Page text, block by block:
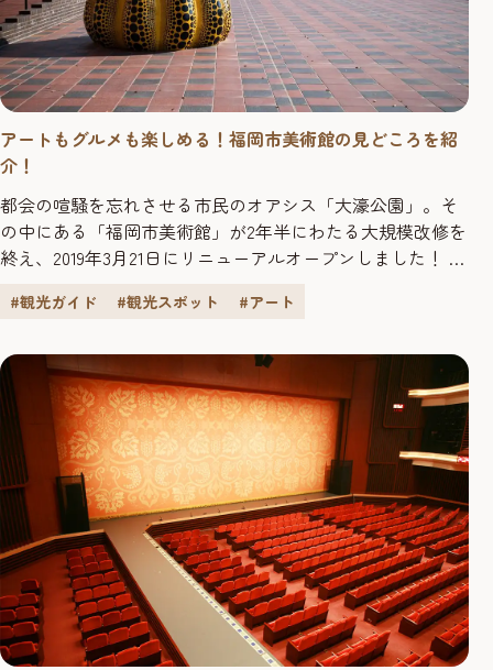
アートもグルメも楽しめる！福岡市美術館の見どころを紹
介！
都会の喧騒を忘れさせる市民のオアシス「大濠公園」。そ
の中にある「福岡市美術館」が2年半にわたる大規模改修を
終え、2019年3月21日にリニューアルオープンしました！ 誰
気軽に楽しめる空間として、大濠公園側から１階への新た
されるなど、大きく進化した「福岡市美術館」の魅力を紹
介します。 19...
#観光ガイド #観光スポット #アート